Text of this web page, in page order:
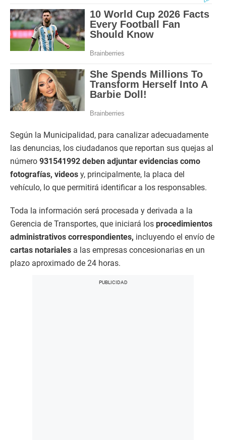
Según la Municipalidad, para canalizar adecuadamente
las denuncias, los ciudadanos que reportan sus quejas al
número 931541992 deben adjuntar evidencias como
fotografías, videos y, principalmente, la placa del
vehículo, lo que permitirá identificar a los responsables.
Toda la información será procesada y derivada a la
Gerencia de Transportes, que iniciará los procedimientos
administrativos correspondientes, incluyendo el envío de
cartas notariales a las empresas concesionarias en un
plazo aproximado de 24 horas.